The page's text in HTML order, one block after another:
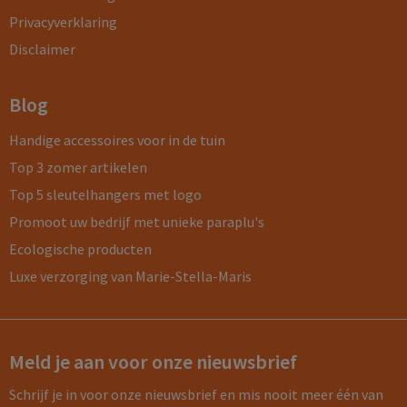
Privacyverklaring
Disclaimer
Blog
Handige accessoires voor in de tuin
Top 3 zomer artikelen
Top 5 sleutelhangers met logo
Promoot uw bedrijf met unieke paraplu's
Ecologische producten
Luxe verzorging van Marie-Stella-Maris
Meld je aan voor onze nieuwsbrief
Schrijf je in voor onze nieuwsbrief en mis nooit meer één van